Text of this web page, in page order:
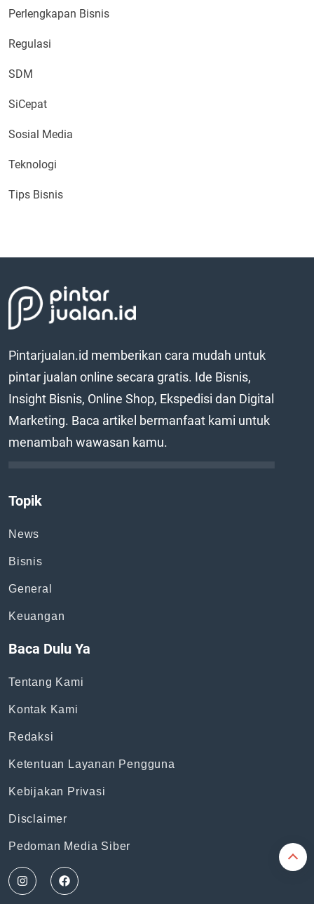
Perlengkapan Bisnis
Regulasi
SDM
SiCepat
Sosial Media
Teknologi
Tips Bisnis
Pintarjualan.id memberikan cara mudah untuk
pintar jualan online secara gratis. Ide Bisnis,
Insight Bisnis, Online Shop, Ekspedisi dan Digital
Marketing. Baca artikel bermanfaat kami untuk
menambah wawasan kamu.
Topik
News
Bisnis
General
Keuangan
Baca Dulu Ya
Tentang Kami
Kontak Kami
Redaksi
Ketentuan Layanan Pengguna
Kebijakan Privasi
Disclaimer
Pedoman Media Siber